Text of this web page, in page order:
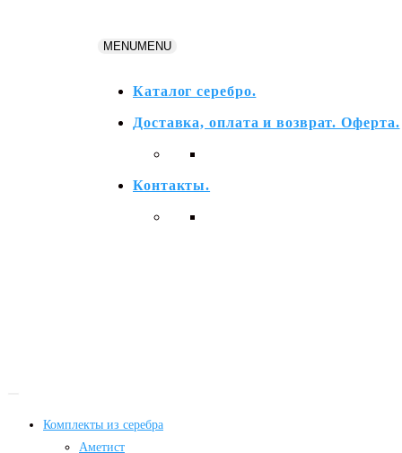
MENUMENU
Каталог серебро.
Доставка, оплата и возврат. Оферта.
Контакты.
Комплекты из серебра
Аметист